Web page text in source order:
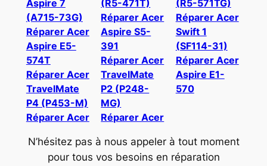
Aspire 7
(A715-73G)
Réparer Acer
Aspire E5-
574T
Réparer Acer
TravelMate
P4 (P453-M)
Réparer Acer
(R5-471T)
Réparer Acer
Aspire S5-
391
Réparer Acer
TravelMate
P2 (P248-
MG)
Réparer Acer
(R5-571TG)
Réparer Acer
Swift 1
(SF114-31)
Réparer Acer
Aspire E1-
570
N’hésitez pas à nous appeler à tout moment
pour tous vos besoins en réparation